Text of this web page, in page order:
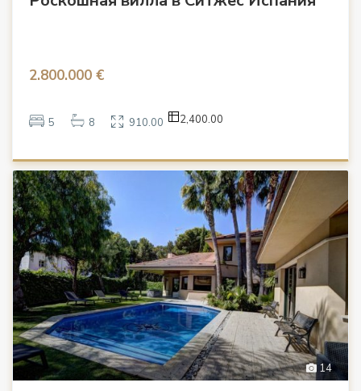
2.800.000 €
5 8 910.00 2,400.00
14